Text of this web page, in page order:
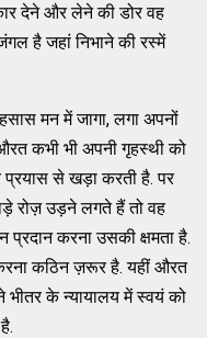
देने और लेने की डोर वह
है जहां निभाने की रस्में
मन में जागा, लगा अपनों
कभी भी अपनी गृहस्थी को
प्रयास से खड़ा करती है. पर
रोज़ उड़ने लगते हैं तो वह
प्रदान करना उसकी क्षमता है.
कठिन ज़रूर है. यहीं औरत
भीतर के न्यायालय में स्वयं को